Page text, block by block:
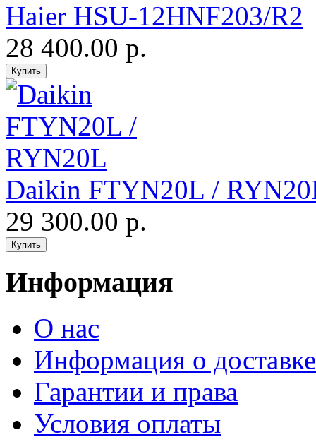
Haier HSU-12HNF203/R2
28 400.00 р.
Daikin FTYN20L /
29 300.00 р.
Информация
О нас
Информация о доставке
Гарантии и права
Условия оплаты